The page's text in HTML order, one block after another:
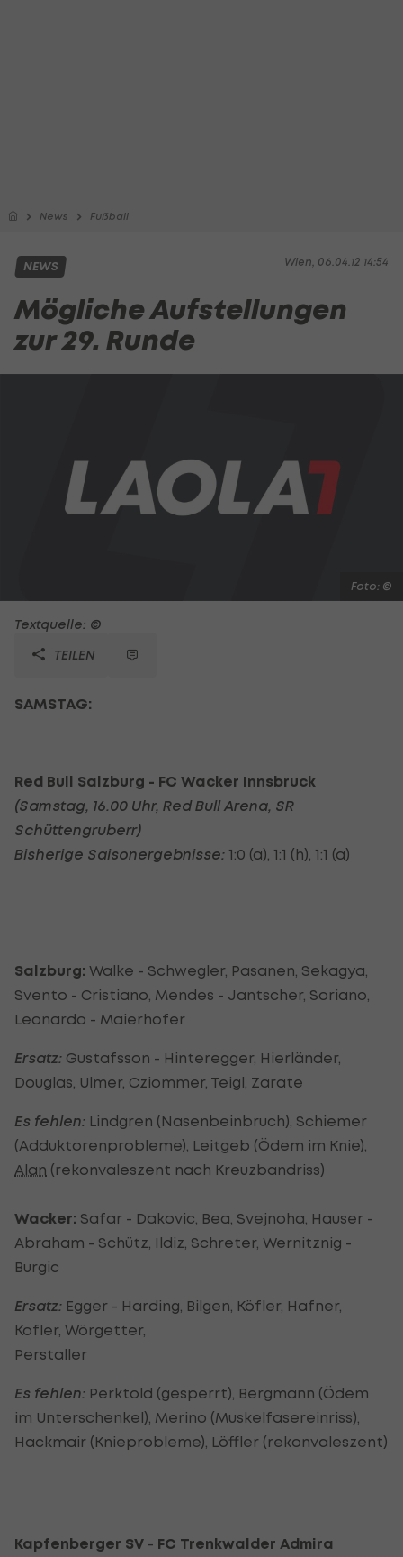
News Fußball
Wien, 06.04.12 14:54
NEWS
Mögliche Aufstellungen
zur 29. Runde
Foto: ©
Textquelle: ©
TEILEN
SAMSTAG:
Red Bull Salzburg - FC Wacker Innsbruck
(Samstag, 16.00 Uhr, Red Bull Arena, SR
Schüttengruberr)
Bisherige Saisonergebnisse: 1:0 (a), 1:1 (h), 1:1 (a)
Salzburg: Walke - Schwegler, Pasanen, Sekagya,
Svento - Cristiano, Mendes - Jantscher, Soriano,
Leonardo - Maierhofer
Ersatz: Gustafsson - Hinteregger, Hierländer,
Douglas, Ulmer, Cziommer, Teigl, Zarate
Es fehlen: Lindgren (Nasenbeinbruch), Schiemer
(Adduktorenprobleme), Leitgeb (Ödem im Knie),
Alan (rekonvaleszent nach Kreuzbandriss)
Wacker: Safar - Dakovic, Bea, Svejnoha, Hauser -
Abraham - Schütz, Ildiz, Schreter, Wernitznig -
Burgic
Ersatz: Egger - Harding, Bilgen, Köfler, Hafner,
Kofler, Wörgetter,
Perstaller
Es fehlen: Perktold (gesperrt), Bergmann (Ödem
im Unterschenkel), Merino (Muskelfasereinriss),
Hackmair (Knieprobleme), Löffler (rekonvaleszent)
Kapfenberger SV - FC Trenkwalder Admira